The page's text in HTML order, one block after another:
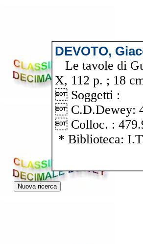
DEVOTO,
Le tavole di
X, 112 p. ; 18
 Soggetti :
 C.D.Dewey:
 Colloc. :
* Biblioteca: